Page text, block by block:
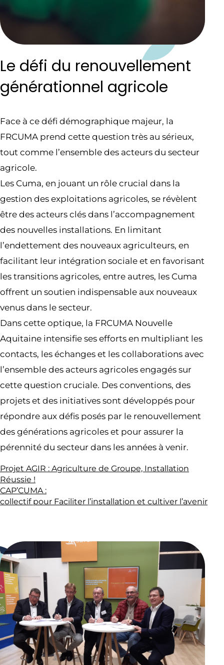
Le défi du renouvellement
générationnel agricole
Face à ce défi démographique majeur, la
FRCUMA prend cette question très au sérieux,
tout comme l’ensemble des acteurs du secteur
agricole.
Les Cuma, en jouant un rôle crucial dans la
gestion des exploitations agricoles, se révèlent
être des acteurs clés dans l’accompagnement
des nouvelles installations. En limitant
l’endettement des nouveaux agriculteurs, en
facilitant leur intégration sociale et en favorisant
les transitions agricoles, entre autres, les Cuma
offrent un soutien indispensable aux nouveaux
venus dans le secteur.
Dans cette optique, la FRCUMA Nouvelle
Aquitaine intensifie ses efforts en multipliant les
contacts, les échanges et les collaborations avec
l’ensemble des acteurs agricoles engagés sur
cette question cruciale. Des conventions, des
projets et des initiatives sont développés pour
répondre aux défis posés par le renouvellement
des générations agricoles et pour assurer la
pérennité du secteur dans les années à venir.
Projet AGIR : Agriculture de Groupe, Installation
Réussie !
CAP’CUMA :
collectif pour Faciliter l’installation et cultiver l’avenir